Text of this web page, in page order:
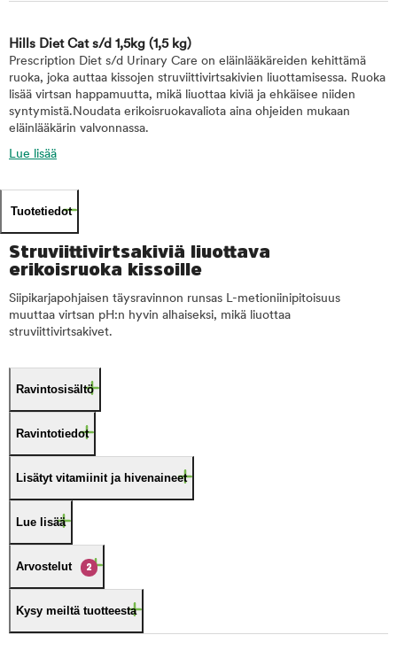
Hills Diet Cat s/d 1,5kg (1,5 kg)
Prescription Diet s/d Urinary Care on eläinlääkäreiden kehittämä
ruoka, joka auttaa kissojen struviittivirtsakivien liuottamisessa. Ruoka
lisää virtsan happamuutta, mikä liuottaa kiviä ja ehkäisee niiden
syntymistä.Noudata erikoisruokavaliota aina ohjeiden mukaan
eläinlääkärin valvonnassa.
Lue lisää
Tuotetiedot
Struviittivirtsakiviä liuottava
erikoisruoka kissoille
Siipikarjapohjaisen täysravinnon runsas L-metioniinipitoisuus
muuttaa virtsan pH:n hyvin alhaiseksi, mikä liuottaa
struviittivirtsakivet.
Ravintosisältö
Ravintotiedot
Lisätyt vitamiinit ja hivenaineet
Lue lisää
Arvostelut 2
Kysy meiltä tuotteesta